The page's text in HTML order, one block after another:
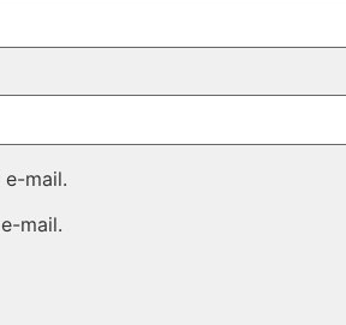
mail.
mail.